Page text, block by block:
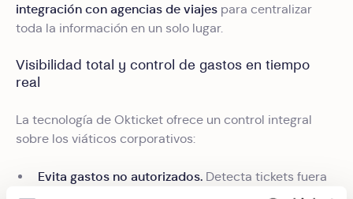
integración con agencias de viajes para centralizar
toda la información en un solo lugar.
Visibilidad total y control de gastos en tiempo
real
La tecnología de Okticket ofrece un control integral
sobre los viáticos corporativos:
Evita gastos no autorizados. Detecta tickets fuera
de las fechas aprobadas o importes superiores al